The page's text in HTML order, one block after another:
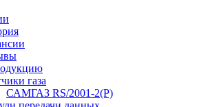
газа
САМГАЗ RS/2001-2(Р)